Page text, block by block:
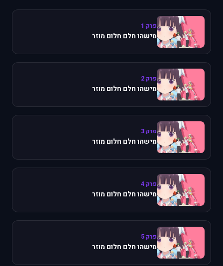
פרק 1
מישהו חלם חלום מוזר
פרק 2
מישהו חלם חלום מוזר
פרק 3
מישהו חלם חלום מוזר
פרק 4
מישהו חלם חלום מוזר
פרק 5
מישהו חלם חלום מוזר